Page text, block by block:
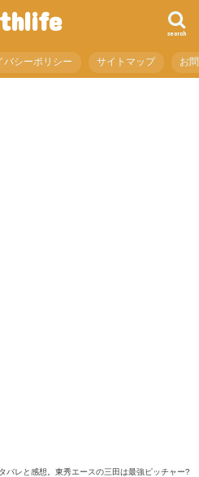
search
バシーポリシー サイトマップ お
バレと感想。東秀エースの三田は最強ピッチャー?